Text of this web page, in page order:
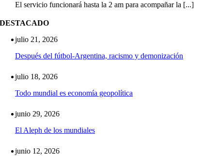
El servicio funcionará hasta la 2 am para acompañar la [...]
DESTACADO
julio 21, 2026
Después del fútbol-Argentina, racismo y demonización
julio 18, 2026
Todo mundial es economía geopolítica
junio 29, 2026
El Aleph de los mundiales
junio 12, 2026